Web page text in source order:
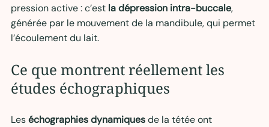
pression active : c’est la dépression intra-buccale,
générée par le mouvement de la mandibule, qui permet
l’écoulement du lait.
Ce que montrent réellement les
études échographiques
Les échographies dynamiques de la tétée ont